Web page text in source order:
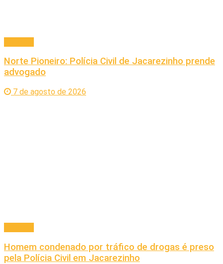
Norte Pioneiro: Polícia Civil de Jacarezinho prende
advogado
7 de agosto de 2026
Homem condenado por tráfico de drogas é preso
pela Polícia Civil em Jacarezinho